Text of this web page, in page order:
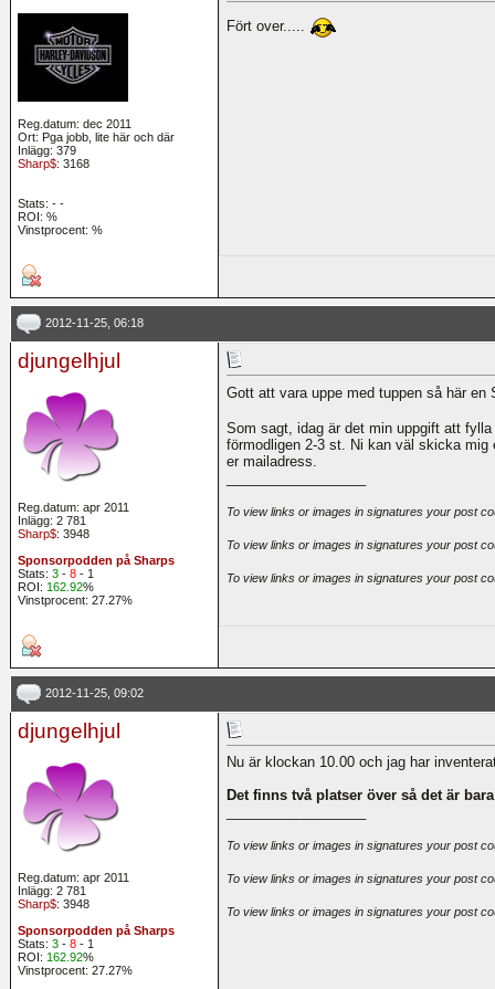
Reg.datum: dec 2011
Ort: Pga jobb, lite här och där
Inlägg: 379
Sharp$: 3168
Stats: - -
ROI: %
Vinstprocent: %
Fört over.....
2012-11-25, 06:18
djungelhjul
Reg.datum: apr 2011
Inlägg: 2 781
Sharp$: 3948
Sponsorpodden på Sharps
Stats: 3 - 8 - 1
ROI: 162.92%
Vinstprocent: 27.27%
Gott att vara uppe med tuppen så här en
Som sagt, idag är det min uppgift att
förmodligen 2-3 st. Ni kan väl skicka
er mailadress.
To view links or images in signatures your post
To view links or images in signatures your post
To view links or images in signatures your post
2012-11-25, 09:02
djungelhjul
Reg.datum: apr 2011
Inlägg: 2 781
Sharp$: 3948
Sponsorpodden på Sharps
Stats: 3 - 8 - 1
ROI: 162.92%
Vinstprocent: 27.27%
Nu är klockan 10.00 och jag har
Det finns två platser över så det är
To view links or images in signatures your post
To view links or images in signatures your post
To view links or images in signatures your post